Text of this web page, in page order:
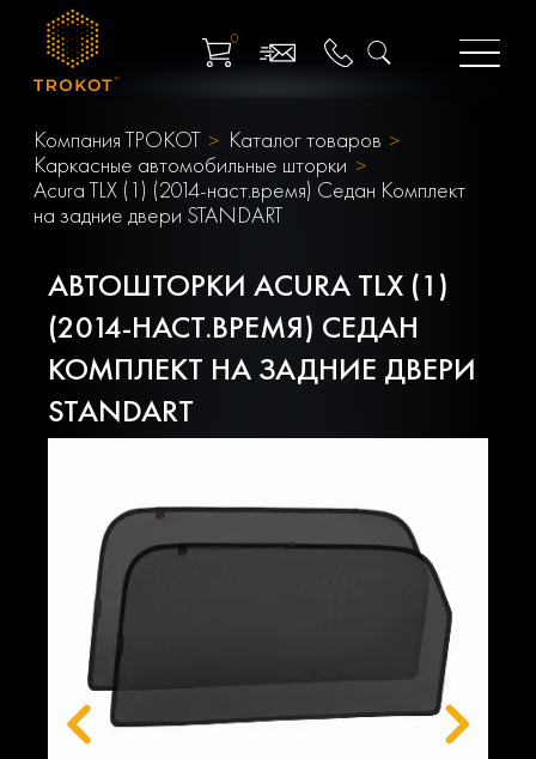
0
Компания ТРОКОТ
Каталог товаров
Каркасные автомобильные шторки
Acura TLX (1) (2014-наст.время) Седан Комплект
на задние двери STANDART
АВТОШТОРКИ ACURA TLX (1)
(2014-НАСТ.ВРЕМЯ) СЕДАН
КОМПЛЕКТ НА ЗАДНИЕ ДВЕРИ
STANDART